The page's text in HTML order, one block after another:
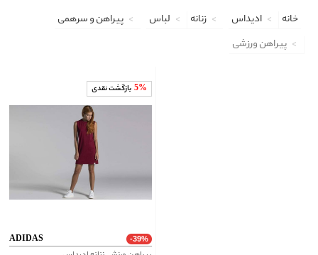
خانه ادیداس زنانه لباس
پیراهن و سرهمی
پیراهن ورزشی
5% بازگشت نقدی
ADIDAS -39%